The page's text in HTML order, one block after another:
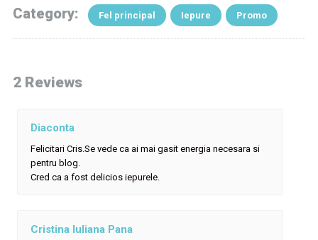
Category: Fel principal Iepure Promo
2 Reviews
Diaconta
Felicitari Cris.Se vede ca ai mai gasit energia necesara si
pentru blog.
Cred ca a fost delicios iepurele.
Cristina Iuliana Pana